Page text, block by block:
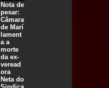
Nota de
pesar:
Câmara
de Marí
lament
a a
morte
da ex-
veread
ora
Neta do